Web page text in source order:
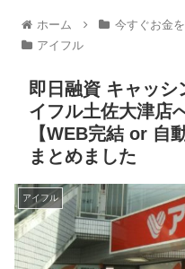
ホーム
今すぐお金
アイフル
即日融資 キャッシ
イフル土佐大津店
【WEB完結 or 自
まとめました
アイフル